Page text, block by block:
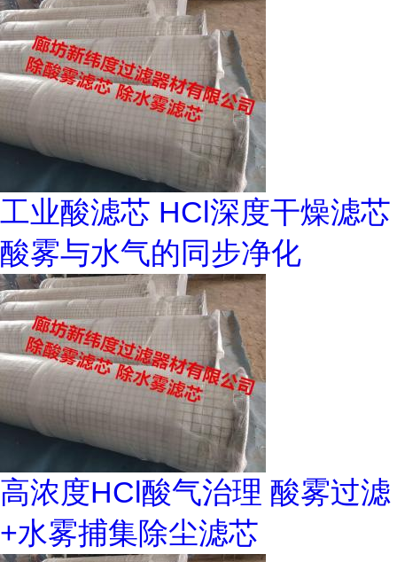
工业酸滤芯 HCl深度干燥滤芯
酸雾与水气的同步净化
高浓度HCl酸气治理 酸雾过滤
+水雾捕集除尘滤芯